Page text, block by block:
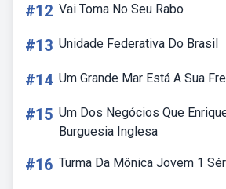
#12 Vai Toma No Seu Rabo
#13 Unidade Federativa Do Brasil
#14 Um Grande Mar Está A Sua
#15 Um Dos Negócios Que
Burguesia Inglesa
#16 Turma Da Mônica Jovem 1